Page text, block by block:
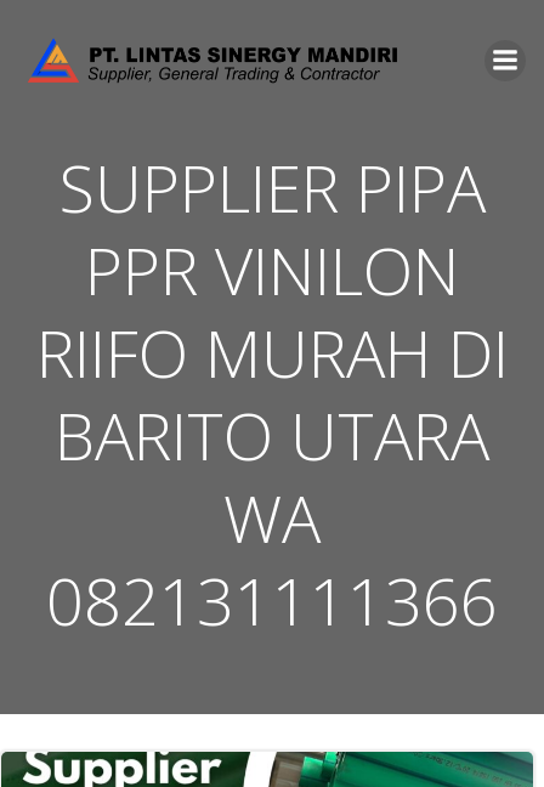
to
content
SUPPLIER PIPA
PPR VINILON
RIIFO MURAH DI
BARITO UTARA
WA
082131111366